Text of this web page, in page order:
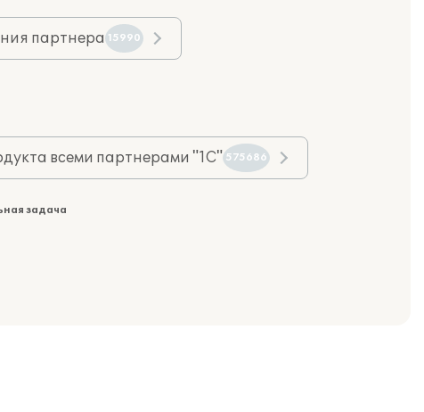
партнера 15990
всеми партнерами "1С" 575686
задача